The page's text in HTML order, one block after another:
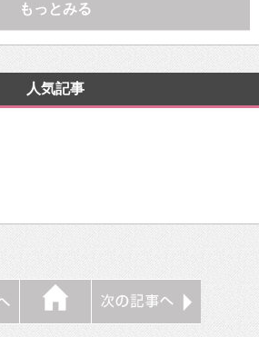
もっとみる
人気記事